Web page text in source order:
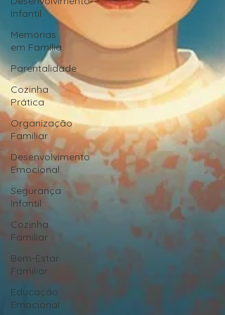
Infantil
Memórias
em Família
Parentalidade
Cozinha
Prática
Organização
Familiar
Desenvolvimento
Emocional
Segurança
Infantil
Cozinha
Familiar
Bem-Estar
Familiar
Educação
Emocional